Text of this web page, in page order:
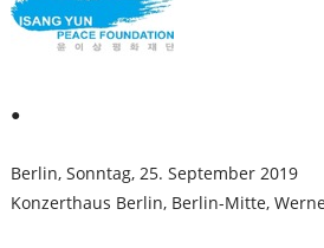
●
Berlin, Sonntag, 25. September 2019
Konzerthaus Berlin, Berlin-Mitte,